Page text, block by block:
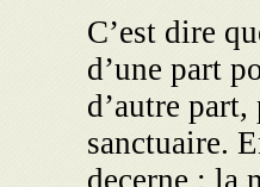
C’est dire
d’une part
d’autre
sanctuaire.
decerne : la